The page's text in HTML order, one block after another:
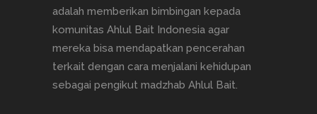
adalah memberikan bimbingan kepada
komunitas Ahlul Bait Indonesia agar
mereka bisa mendapatkan pencerahan
terkait dengan cara menjalani kehidupan
sebagai pengikut madzhab Ahlul Bait.